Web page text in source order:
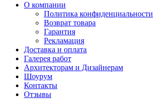
О компании
Политика конфиденциальности
Возврат товара
Гарантия
Рекламация
Доставка и оплата
Галерея работ
Архитекторам и Дизайнерам
Шоурум
Контакты
Отзывы